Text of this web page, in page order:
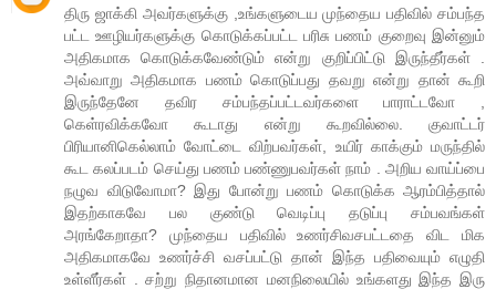
திரு ஜாக்கி அவர்களுக்கு ,உங்களுடைய முந்தைய பதிவில் சம்பந்த
பட்ட ஊழியர்களுக்கு கொடுக்கப்பட்ட பரிசு பணம் குறைவு இன்னும்
அதிகமாக கொடுக்கவேண்டும் என்று குறிப்பிட்டு இருந்தீர்கள் .
அவ்வாறு அதிகமாக பணம் கொடுப்பது தவறு என்று தான் கூறி
இருந்தேனே தவிர சம்பந்தப்பட்டவர்களை பாராட்டவோ ,
கெள்ரவிக்கவோ கூடாது என்று கூறவில்லை. குவாட்டர்
பிரியானிகெல்லாம் வோட்டை விற்பவர்கள், உயிர் காக்கும் மருந்தில்
கூட கலப்படம் செய்து பணம் பண்ணுபவர்கள் நாம் . அறிய வாய்ப்பை
நழுவ விடுவோமா? இது போன்று பணம் கொடுக்க ஆரம்பித்தால்
இதற்காகவே பல குண்டு வெடிப்பு தடுப்பு சம்பவங்கள்
அரங்கேறாதா? முந்தைய பதிவில் உணர்சிவசபட்டதை விட மிக
அதிகமாகவே உணர்ச்சி வசப்பட்டு தான் இந்த பதிவையும் எழுதி
உள்ளீர்கள் . சற்று நிதானமான மனநிலையில் உங்களது இந்த இரு